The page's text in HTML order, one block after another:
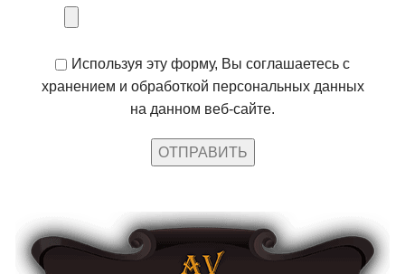
Используя эту форму, Вы соглашаетесь с
хранением и обработкой персональных данных
на данном веб-сайте.